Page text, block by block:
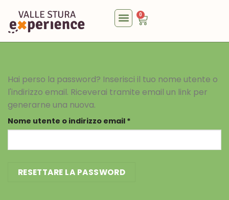
0
Hai perso la password? Inserisci il tuo nome utente o
l'indirizzo email. Riceverai tramite email un link per
generarne una nuova.
Nome utente o indirizzo email *
RESETTARE LA PASSWORD